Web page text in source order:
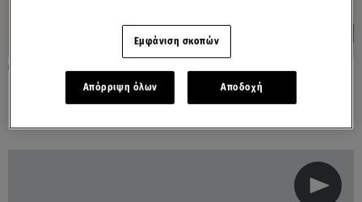
Πρωτοσέλιδο στους Financial Times ο Στ.
Κασσελάκης!
Εμφάνιση σκοπών
Απόρριψη όλων Αποδοχή